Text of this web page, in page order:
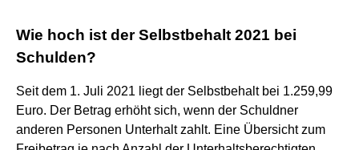
Wie hoch ist der Selbstbehalt 2021 bei
Schulden?
Seit dem 1. Juli 2021 liegt der Selbstbehalt bei 1.259,99
Euro. Der Betrag erhöht sich, wenn der Schuldner
anderen Personen Unterhalt zahlt. Eine Übersicht zum